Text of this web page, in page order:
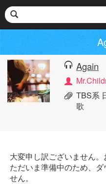
Again
TBS系
歌
大変申し訳ございません
ただいま準備中のため、
せん。